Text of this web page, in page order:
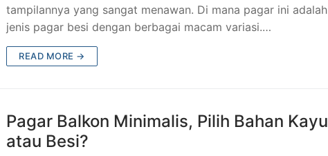
Jakarta
Murah
tampilannya yang sangat menawan. Di mana pagar ini adalah
jenis pagar besi dengan berbagai macam variasi.…
READ MORE →
Pagar Balkon Minimalis, Pilih Bahan Kayu
atau Besi?